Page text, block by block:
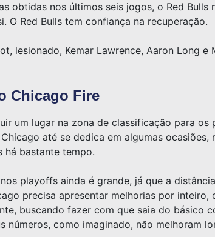
obtidas nos últimos seis jogos, o Red Bulls
O Red Bulls tem confiança na recuperação.
lesionado, Kemar Lawrence, Aaron Long e
Chicago Fire
um lugar na zona de classificação para os
até se dedica em algumas ocasiões,
há bastante tempo.
playoffs ainda é grande, já que a
precisa apresentar melhorias por inteiro,
buscando fazer com que saia do básico
como imaginado, não melhoram